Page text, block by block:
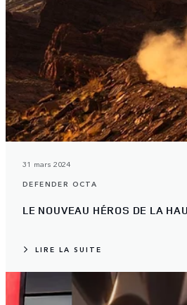
31 mars 2024
DEFENDER OCTA
LE NOUVEAU HÉROS DE LA
LIRE LA SUITE